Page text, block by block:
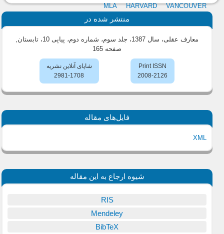
MLA
HARVARD VANCOUVER
منتشر شده در
معارف عقلی، سال 1387، جلد سوم، شماره دوم، پیاپی 10، تابستان
صفحه 165
Print ISSN
2008-2126
شاپای آنلاین نشریه
2981-1708
فایل‌های مقاله
XML
شیوه ارجاع به این مقاله
RIS
Mendeley
BibTeX